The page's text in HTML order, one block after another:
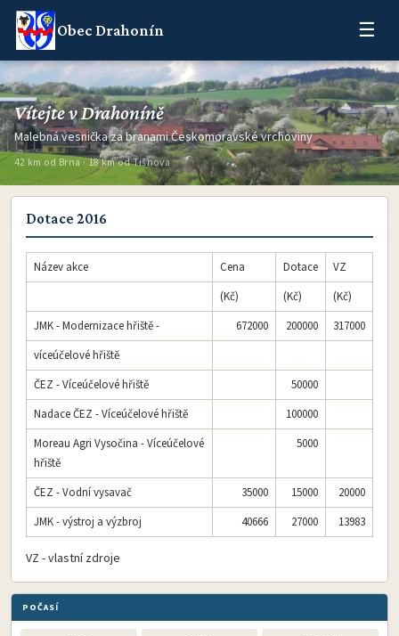
Obec Drahonín ☰
Vítejte v Drahoníně
Malebná vesnička za branami Českomoravské vrchoviny
42 km od Brna · 18 km od Tišnova
Dotace 2016
Název akce Cena Dotace
VZ
(Kč)
(Kč)
(Kč)
JMK - Modernizace hřiště -
672000 200000
317000
víceúčelové hřiště
ČEZ - Víceúčelové hřiště
50000
Nadace ČEZ - Víceúčelové hřiště
100000
Moreau Agri Vysočina - Víceúčelové
hřiště
5000
ČEZ - Vodní vysavač 35000 15000
20000
JMK - výstroj a výzbroj
40666 27000 13983
VZ - vlastní zdroje
POČASÍ